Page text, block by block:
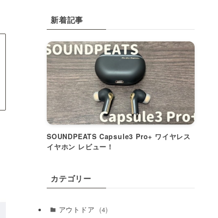
新着記事
SOUNDPEATS Capsule3 Pro+ ワイヤレス
イヤホン レビュー！
カテゴリー
アウトドア (4)